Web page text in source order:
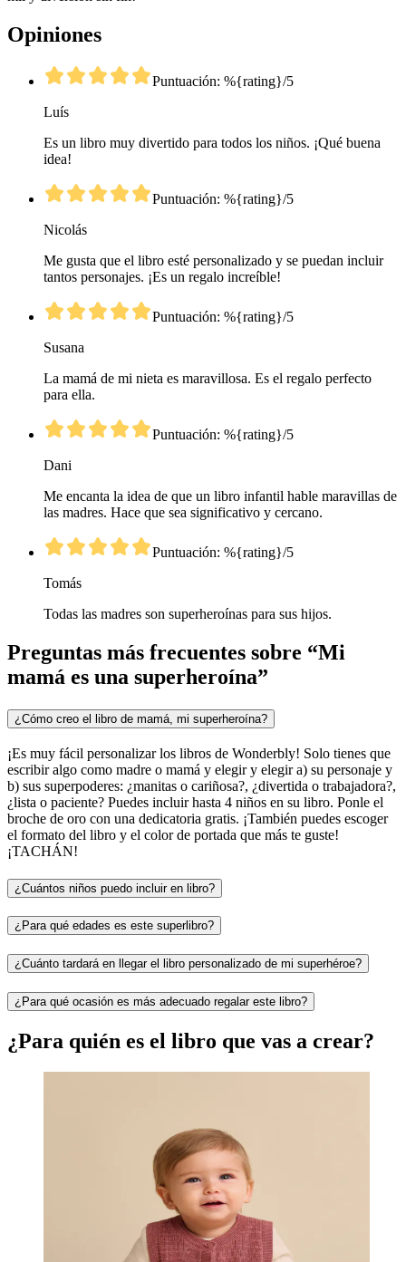
Opiniones
Puntuación: %{rating}/5
Luís
Es un libro muy divertido para todos los niños. ¡Qué buena
idea!
Puntuación: %{rating}/5
Nicolás
Me gusta que el libro esté personalizado y se puedan incluir
tantos personajes. ¡Es un regalo increíble!
Puntuación: %{rating}/5
Susana
La mamá de mi nieta es maravillosa. Es el regalo perfecto
para ella.
Puntuación: %{rating}/5
Dani
Me encanta la idea de que un libro infantil hable maravillas de
las madres. Hace que sea significativo y cercano.
Puntuación: %{rating}/5
Tomás
Todas las madres son superheroínas para sus hijos.
Preguntas más frecuentes sobre “Mi
mamá es una superheroína”
¿Cómo creo el libro de mamá, mi superheroína?
¡Es muy fácil personalizar los libros de Wonderbly! Solo tienes que
escribir algo como madre o mamá y elegir y elegir a) su personaje y
b) sus superpoderes: ¿manitas o cariñosa?, ¿divertida o trabajadora?,
¿lista o paciente? Puedes incluir hasta 4 niños en su libro. Ponle el
broche de oro con una dedicatoria gratis. ¡También puedes escoger
el formato del libro y el color de portada que más te guste!
¡TACHÁN!
¿Cuántos niños puedo incluir en libro?
¿Para qué edades es este superlibro?
¿Cuánto tardará en llegar el libro personalizado de mi superhéroe?
¿Para qué ocasión es más adecuado regalar este libro?
¿Para quién es el libro que vas a crear?